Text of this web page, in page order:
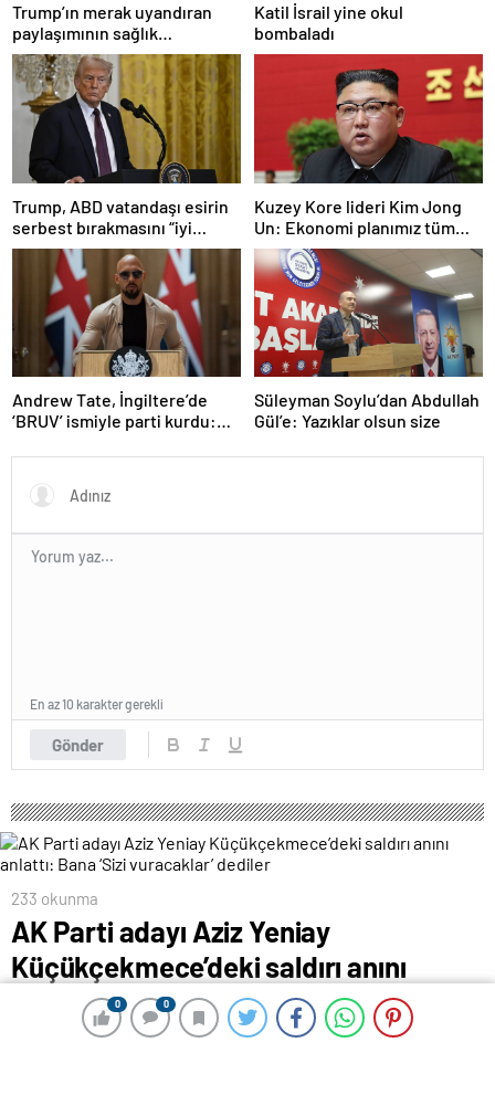
0 0
Trump’ın merak uyandıran
paylaşımının sağlık
sistemiyle ilgili kararname
olduğu anlaşıldı
Katil İsrail yine okul
bombaladı
Trump, ABD vatandaşı esirin
serbest bırakmasını “iyi
niyetle atılmış bir adım”
olarak değerlendirdi
Kuzey Kore lideri Kim Jong
Un: Ekonomi planımız tüm
sektörlerde başarısız oldu
Andrew Tate, İngiltere’de
‘BRUV’ ismiyle parti kurdu:
propagandasını
yasaklayacağız’
Süleyman Soylu’dan Abdullah
Gül’e: Yazıklar olsun size
Gönder
En az 10 karakter gerekli
233 okunma
AK Parti adayı Aziz Yeniay
Küçükçekmece’deki saldırı anını
anlattı: Bana ‘Sizi vuracaklar’ dediler
News 27 Şubat 2024 00:42
0 0